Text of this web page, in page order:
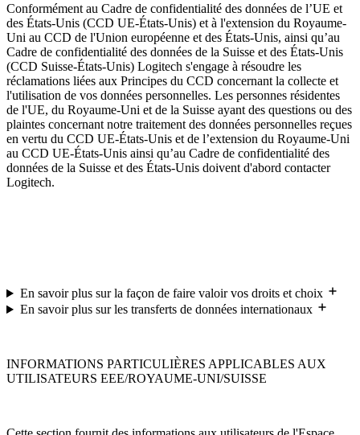
Conformément au Cadre de confidentialité des données de l’UE et
des États-Unis (CCD UE-États-Unis) et à l'extension du Royaume-
Uni au CCD de l'Union européenne et des États-Unis, ainsi qu’au
Cadre de confidentialité des données de la Suisse et des États-Unis
(CCD Suisse-États-Unis) Logitech s'engage à résoudre les
réclamations liées aux Principes du CCD concernant la collecte et
l'utilisation de vos données personnelles. Les personnes résidentes
de l'UE, du Royaume-Uni et de la Suisse ayant des questions ou des
plaintes concernant notre traitement des données personnelles reçues
en vertu du CCD UE-États-Unis et de l’extension du Royaume-Uni
au CCD UE-États-Unis ainsi qu’au Cadre de confidentialité des
données de la Suisse et des États-Unis doivent d'abord contacter
Logitech.
En savoir plus sur la façon de faire valoir vos droits et choix
En savoir plus sur les transferts de données internationaux
INFORMATIONS PARTICULIÈRES APPLICABLES AUX
UTILISATEURS EEE/ROYAUME-UNI/SUISSE